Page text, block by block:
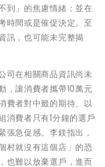
到」的焦慮情緒；並在
時間或是催促決定。至
訊，也可能未完整揭
司在相關商品資訊尚未
，讓消費者攜帶10萬元
費者對中籤的期待、以
消費者只有1分鐘的選戶
張急促感。李鎂指出，
村就沒有這個店」的恐
也難以放棄選戶，進而